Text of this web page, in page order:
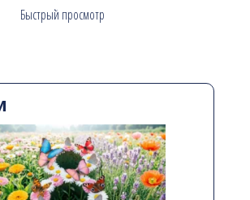
Быстрый просмотр